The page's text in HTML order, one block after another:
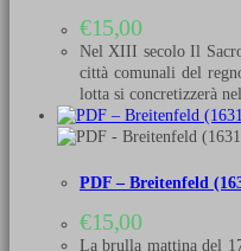
€15,00
Nel XIII secolo Il
città comunali del
lotta si concretizzerà
PDF – Breitenfeld
€15,00
La brulla mattina del